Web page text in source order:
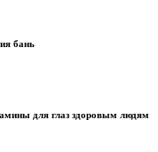
бань
для глаз здоровым людям